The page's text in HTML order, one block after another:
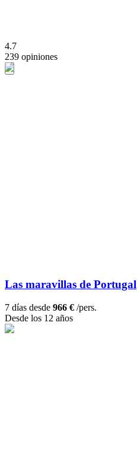
4.7
239 opiniones
Las maravillas de Portugal
7 días desde 966 € /pers.
Desde los 12 años